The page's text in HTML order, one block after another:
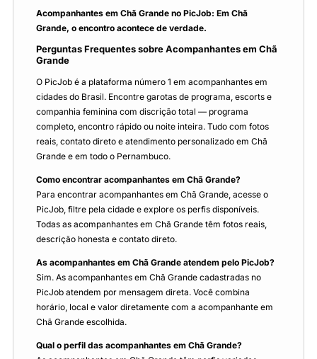
Acompanhantes em Chã Grande no PicJob: Em Chã
Grande, o encontro acontece de verdade.
Perguntas Frequentes sobre Acompanhantes em Chã
Grande
O PicJob é a plataforma número 1 em acompanhantes em
cidades do Brasil. Encontre garotas de programa, escorts e
companhia feminina com discrição total — programa
completo, encontro rápido ou noite inteira. Tudo com fotos
reais, contato direto e atendimento personalizado em Chã
Grande e em todo o Pernambuco.
Como encontrar acompanhantes em Chã Grande?
Para encontrar acompanhantes em Chã Grande, acesse o
PicJob, filtre pela cidade e explore os perfis disponíveis.
Todas as acompanhantes em Chã Grande têm fotos reais,
descrição honesta e contato direto.
As acompanhantes em Chã Grande atendem pelo PicJob?
Sim. As acompanhantes em Chã Grande cadastradas no
PicJob atendem por mensagem direta. Você combina
horário, local e valor diretamente com a acompanhante em
Chã Grande escolhida.
Qual o perfil das acompanhantes em Chã Grande?